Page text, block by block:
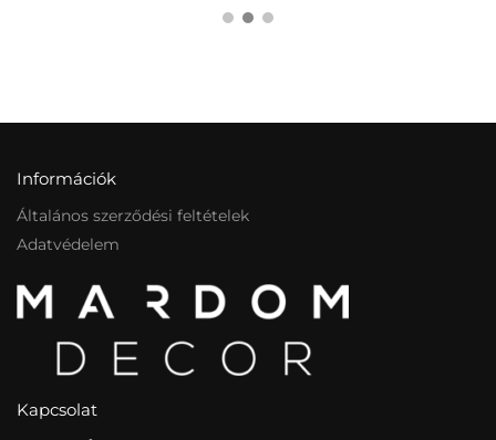
Információk
Általános szerződési feltételek
Adatvédelem
Kapcsolat